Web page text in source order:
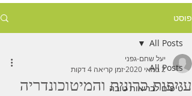
פוסט
All Posts
טיפים לבריאות טובה
All Posts
עייפות כרונית והמיטוכונדריה
יעל שחם-גפני
2 במאי 2020
זמן קריאה 4 דקות